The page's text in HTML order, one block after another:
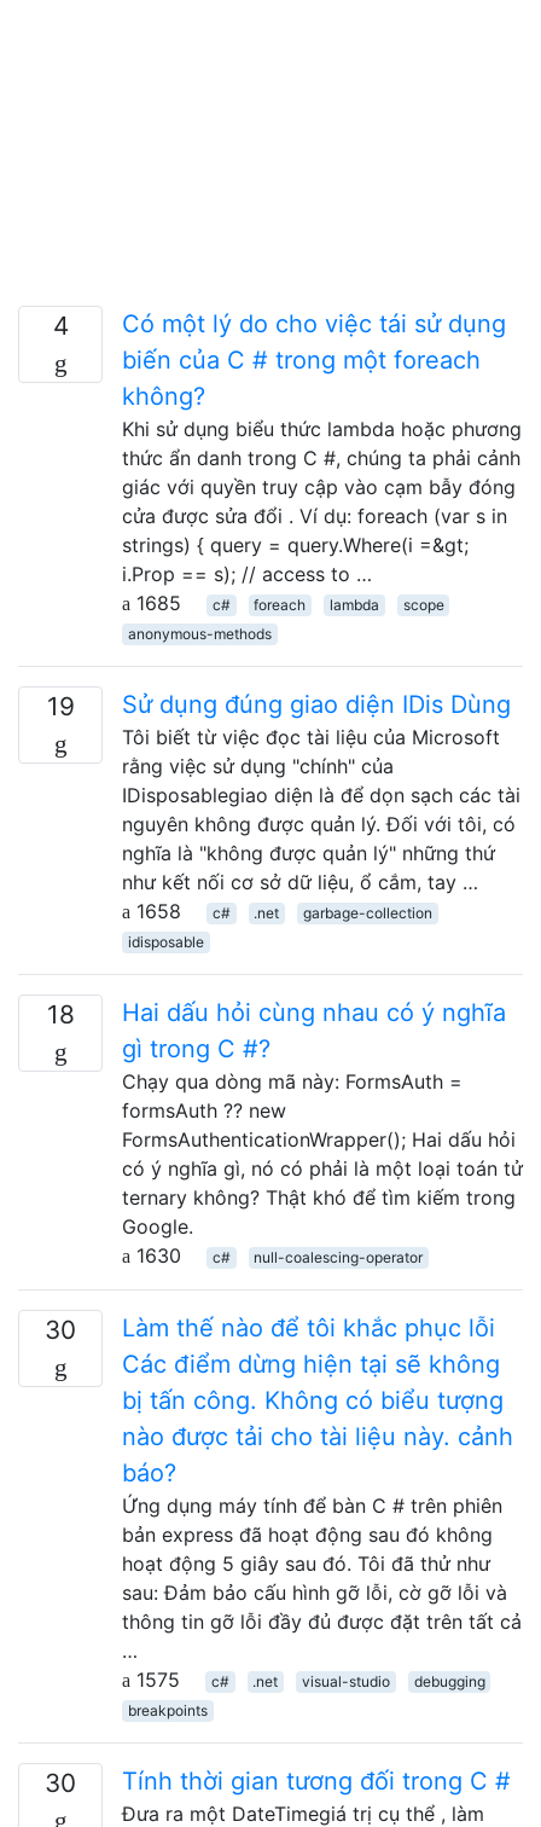
4
Có một lý do cho việc tái sử dụng
biến của C # trong một foreach
không?
Khi sử dụng biểu thức lambda hoặc phương
thức ẩn danh trong C #, chúng ta phải cảnh
giác với quyền truy cập vào cạm bẫy đóng
cửa được sửa đổi . Ví dụ: foreach (var s in
strings) { query = query.Where(i =&gt;
i.Prop == s); // access to …
1685
c# foreach lambda
scope
anonymous-methods
19 Sử dụng đúng giao diện IDis Dùng
Tôi biết từ việc đọc tài liệu của Microsoft
rằng việc sử dụng "chính" của
IDisposablegiao diện là để dọn sạch các tài
nguyên không được quản lý. Đối với tôi, có
nghĩa là "không được quản lý" những thứ
như kết nối cơ sở dữ liệu, ổ cắm, tay …
1658
c# .net
garbage-collection
idisposable
18
Hai dấu hỏi cùng nhau có ý nghĩa
gì trong C #?
Chạy qua dòng mã này: FormsAuth =
formsAuth ?? new
FormsAuthenticationWrapper(); Hai dấu hỏi
có ý nghĩa gì, nó có phải là một loại toán tử
ternary không? Thật khó để tìm kiếm trong
Google.
1630
c# null-coalescing-operator
30
Làm thế nào để tôi khắc phục lỗi
Các điểm dừng hiện tại sẽ không
bị tấn công. Không có biểu tượng
nào được tải cho tài liệu này. cảnh
báo?
Ứng dụng máy tính để bàn C # trên phiên
bản express đã hoạt động sau đó không
hoạt động 5 giây sau đó. Tôi đã thử như
sau: Đảm bảo cấu hình gỡ lỗi, cờ gỡ lỗi và
thông tin gỡ lỗi đầy đủ được đặt trên tất cả
…
1575
c# .net visual-studio
debugging
breakpoints
30 Tính thời gian tương đối trong C #
Đưa ra một DateTimegiá trị cụ thể , làm